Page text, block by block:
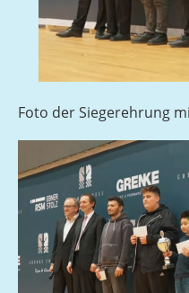
Foto der Siegerehrung